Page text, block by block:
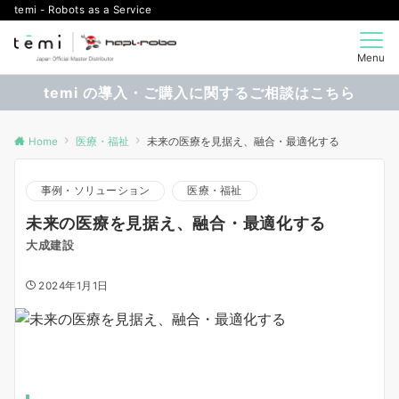
temi - Robots as a Service
Menu
temi の導入・ご購入に関するご相談はこちら
Home 医療・福祉 未来の医療を見据え、融合・最適化する
事例・ソリューション 医療・福祉
未来の医療を見据え、融合・最適化する
大成建設
2024年1月1日